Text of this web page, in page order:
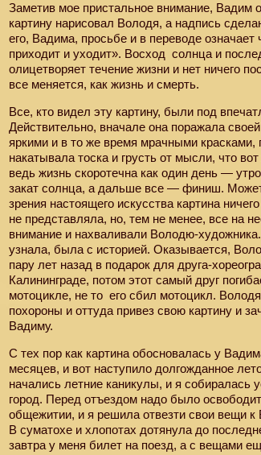
Заметив мое пристальное внимание, Вадим
картину нарисовал Володя, а надпись
его, Вадима, просьбе и в переводе означает
приходит и уходит». Восход солнца и
олицетворяет течение жизни и нет ничего
все меняется, как жизнь и смерть.
Все, кто видел эту картину, были под
Действительно, вначале она поражала
яркими и в то же время мрачными красками,
накатывала тоска и грусть от мысли, что
ведь жизнь скоротечна как один день —
закат солнца, а дальше все — финиш.
зрения настоящего искусства картина
не представляла, но, тем не менее, все на
внимание и нахваливали Володю-художника.
узнала, была с историей. Оказывается,
пару лет назад в подарок для друга-
Калининграде, потом этот самый друг
мотоцикле, не то его сбил мотоцикл.
похороны и оттуда привез свою картину и
Вадиму.
С тех пор как картина обосновалась у
месяцев, и вот наступило долгожданное
начались летние каникулы, и я собиралась
город. Перед отъездом надо было
общежитии, и я решила отвезти свои вещи к
В суматохе и хлопотах дотянула до
завтра у меня билет на поезд, а с вещами